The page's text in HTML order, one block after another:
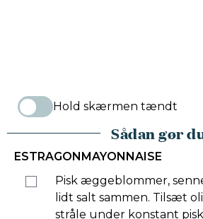
Hold skærmen tændt
Sådan gør
ESTRAGONMAYONNAISE
Pisk æggeblommer,
lidt salt sammen. Tilsæt
stråle under konstant